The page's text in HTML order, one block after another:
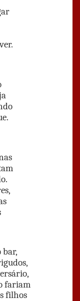
bar,
fariam
filhos